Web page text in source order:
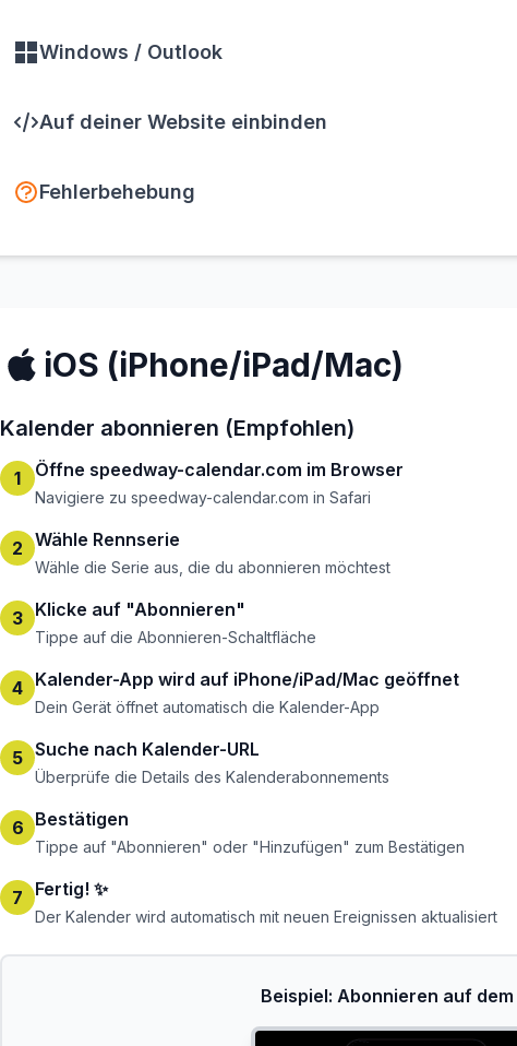
Windows / Outlook
Auf deiner Website einbinden
Fehlerbehebung
iOS (iPhone/iPad/Mac)
Kalender abonnieren (Empfohlen)
1 Öffne speedway-calendar.com im Browser
Navigiere zu speedway-calendar.com in Safari
2 Wähle Rennserie
Wähle die Serie aus, die du abonnieren möchtest
3 Klicke auf "Abonnieren"
Tippe auf die Abonnieren-Schaltfläche
4 Kalender-App wird auf iPhone/iPad/Mac geöffnet
Dein Gerät öffnet automatisch die Kalender-App
5 Suche nach Kalender-URL
Überprüfe die Details des Kalenderabonnements
6 Bestätigen
Tippe auf "Abonnieren" oder "Hinzufügen" zum Bestätigen
7 Fertig! ✨
Der Kalender wird automatisch mit neuen Ereignissen aktualisiert
Beispiel: Abonnieren auf dem